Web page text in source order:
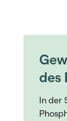
des
In der